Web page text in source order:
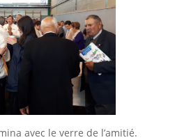
avec le verre de l’amitié.